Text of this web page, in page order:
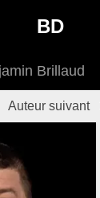
BD
Brillaud
Auteur suivant